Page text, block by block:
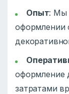
Опыт: Мы
оформлении
оформление
затратами